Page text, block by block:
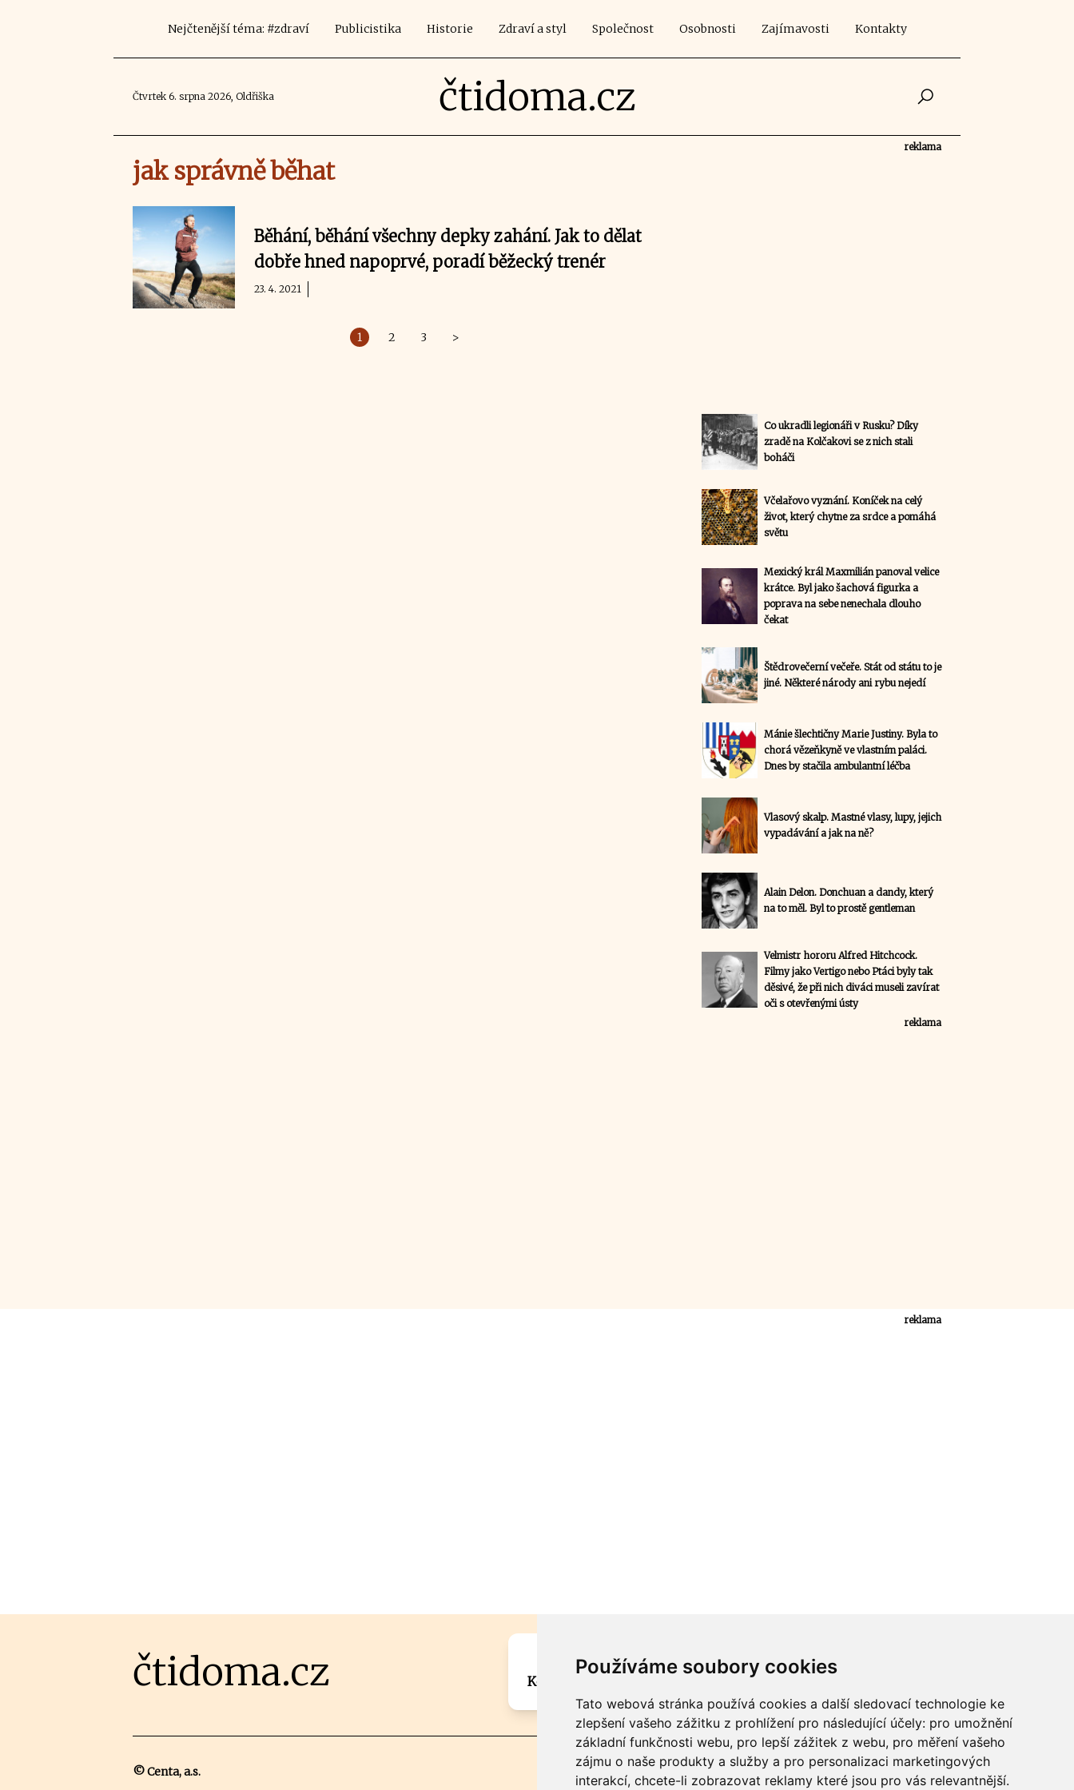
Používáme soubory cookies
Tato webová stránka používá cookies a další sledovací technologie ke
zlepšení vašeho zážitku z prohlížení pro následující účely: pro umožnění
základní funkčnosti webu, pro lepší zážitek z webu, pro měření vašeho
zájmu o naše produkty a služby a pro personalizaci marketingových
interakcí, chcete-li zobrazovat reklamy které jsou pro vás relevantnější.
Nejčtenější téma: #zdraví Publicistika Historie Zdraví a styl Společnost Osobnosti Zajímavosti Kontakty
Čtvrtek 6. srpna 2026, Oldřiška čtidoma.cz
jak správně běhat
Běhání, běhání všechny depky zahání. Jak to dělat
dobře hned napoprvé, poradí běžecký trenér
23. 4. 2021
1 2 3 >
reklama
Co ukradli legionáři v Rusku? Díky
zradě na Kolčakovi se z nich stali
boháči
Včelařovo vyznání. Koníček na celý
život, který chytne za srdce a pomáhá
světu
Mexický král Maxmilián panoval velice
krátce. Byl jako šachová figurka a
poprava na sebe nenechala dlouho
čekat
Štědrovečerní večeře. Stát od státu to je
jiné. Některé národy ani rybu nejedí
Mánie šlechtičny Marie Justiny. Byla to
chorá vězeňkyně ve vlastním paláci.
Dnes by stačila ambulantní léčba
Vlasový skalp. Mastné vlasy, lupy, jejich
vypadávání a jak na ně?
Alain Delon. Donchuan a dandy, který
na to měl. Byl to prostě gentleman
Velmistr hororu Alfred Hitchcock.
Filmy jako Vertigo nebo Ptáci byly tak
děsivé, že při nich diváci museli zavírat
oči s otevřenými ústy
reklama
reklama
čtidoma.cz
Máte zajímavou informaci? Chcete spolupracovat?
Kontaktujte šéfredaktora Martina Chalupu:
© Centa, a.s.